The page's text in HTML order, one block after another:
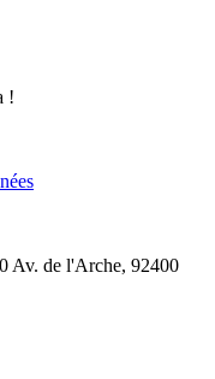
!
Av. de l'Arche, 92400